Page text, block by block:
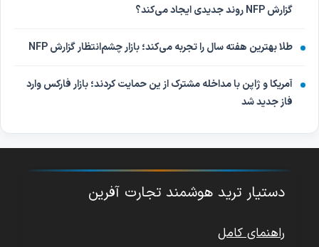
گزارش NFP روند جدیدی ایجاد می‌کند؟
طلا بهترین هفته سال را تجربه می‌کند؛ بازار چشم‌انتظار گزارش NFP
آمریکا و ژاپن با مداخله مشترک از ین حمایت کردند؛ بازار فارکس وارد
فاز جدید شد
دستیار ترید هوشمند تجارت آفرین
راهنمای کامل